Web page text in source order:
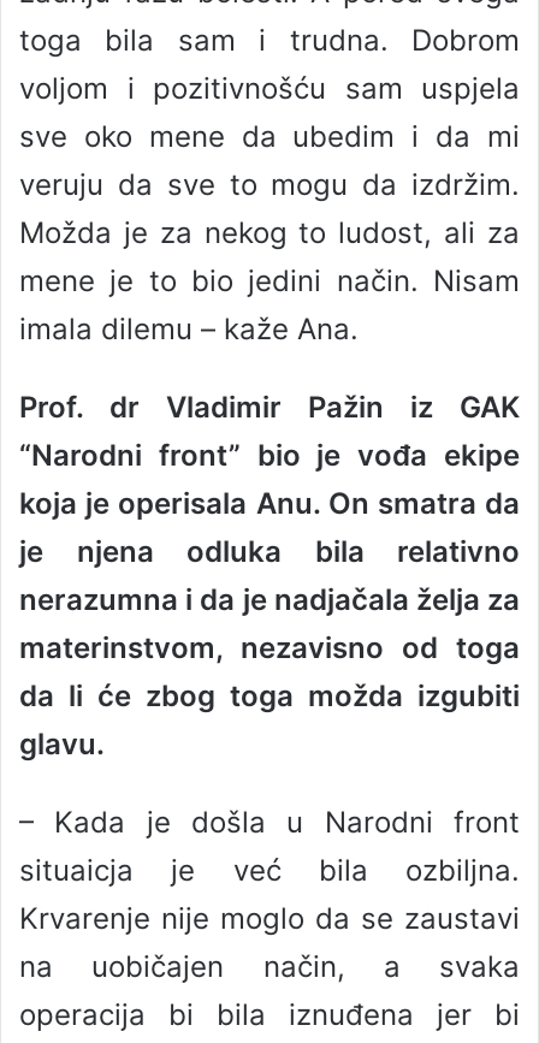
toga bila sam i trudna. Dobrom
voljom i pozitivnošću sam uspjela
sve oko mene da ubedim i da mi
veruju da sve to mogu da izdržim.
Možda je za nekog to ludost, ali za
mene je to bio jedini način. Nisam
imala dilemu – kaže Ana.
Prof. dr Vladimir Pažin iz GAK
“Narodni front” bio je vođa ekipe
koja je operisala Anu. On smatra da
je njena odluka bila relativno
nerazumna i da je nadjačala želja za
materinstvom, nezavisno od toga
da li će zbog toga možda izgubiti
glavu.
– Kada je došla u Narodni front
situaicja je već bila ozbiljna.
Krvarenje nije moglo da se zaustavi
na uobičajen način, a svaka
operacija bi bila iznuđena jer bi